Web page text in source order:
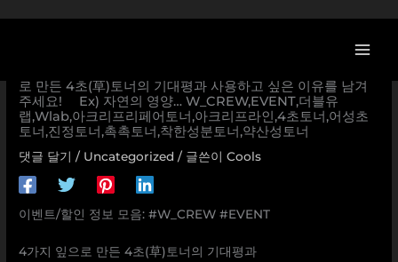
로
로 만든 4초(草)토너의 기대평과 사용하고 싶은 이유를 남겨
주세요! ⠀ Ex) 자연의 영양… W_CREW,EVENT,더블유
랩,Wlab,아크리프리페어토너,아크리프라인,4초토너,어성초
토너,진정토너,촉촉토너,착한성분토너,약산성토너
댓글 달기 / Uncategorized / 글쓴이Cools
이벤트/할인 정보 모음: #W_CREW #EVENT
4가지 잎으로 만든 4초(草)토너의 기대평과